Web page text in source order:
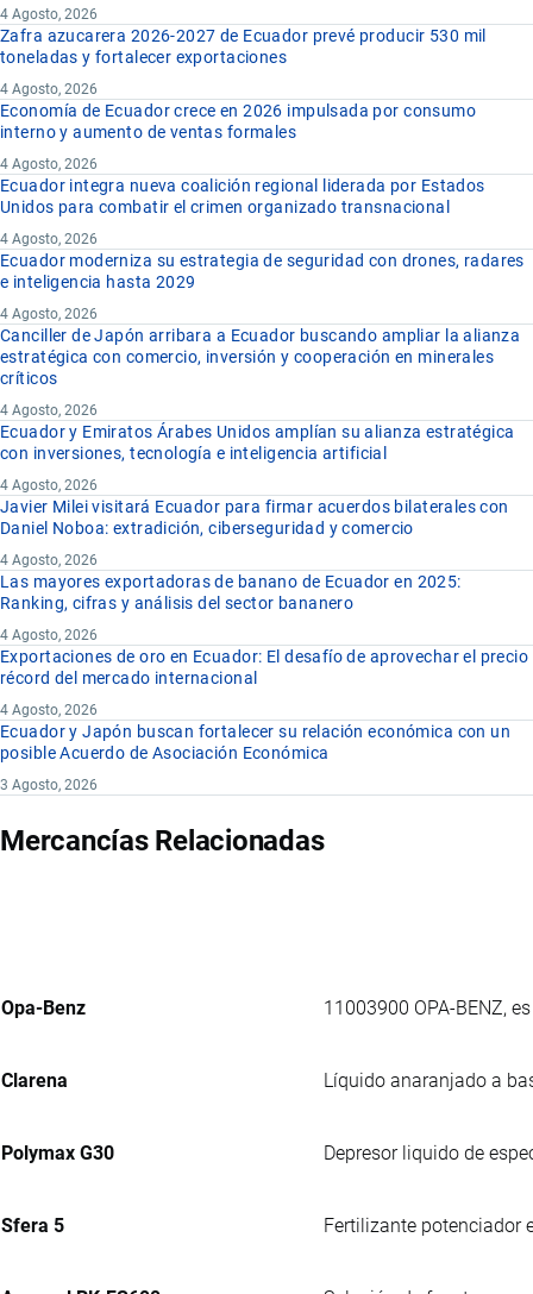
4 Agosto, 2026
Zafra azucarera 2026-2027 de Ecuador prevé producir 530 mil
toneladas y fortalecer exportaciones
4 Agosto, 2026
Economía de Ecuador crece en 2026 impulsada por consumo
interno y aumento de ventas formales
4 Agosto, 2026
Ecuador integra nueva coalición regional liderada por Estados
Unidos para combatir el crimen organizado transnacional
4 Agosto, 2026
Ecuador moderniza su estrategia de seguridad con drones, radares
e inteligencia hasta 2029
4 Agosto, 2026
Canciller de Japón arribara a Ecuador buscando ampliar la alianza
estratégica con comercio, inversión y cooperación en minerales
críticos
4 Agosto, 2026
Ecuador y Emiratos Árabes Unidos amplían su alianza estratégica
con inversiones, tecnología e inteligencia artificial
4 Agosto, 2026
Javier Milei visitará Ecuador para firmar acuerdos bilaterales con
Daniel Noboa: extradición, ciberseguridad y comercio
4 Agosto, 2026
Las mayores exportadoras de banano de Ecuador en 2025:
Ranking, cifras y análisis del sector bananero
4 Agosto, 2026
Exportaciones de oro en Ecuador: El desafío de aprovechar el precio
récord del mercado internacional
4 Agosto, 2026
Ecuador y Japón buscan fortalecer su relación económica con un
posible Acuerdo de Asociación Económica
3 Agosto, 2026
Mercancías Relacionadas
Opa-Benz 11003900 OPA-BENZ,
Clarena Líquido anaranjado a
Polymax G30 Depresor liquido de
Sfera 5 Fertilizante potenciador